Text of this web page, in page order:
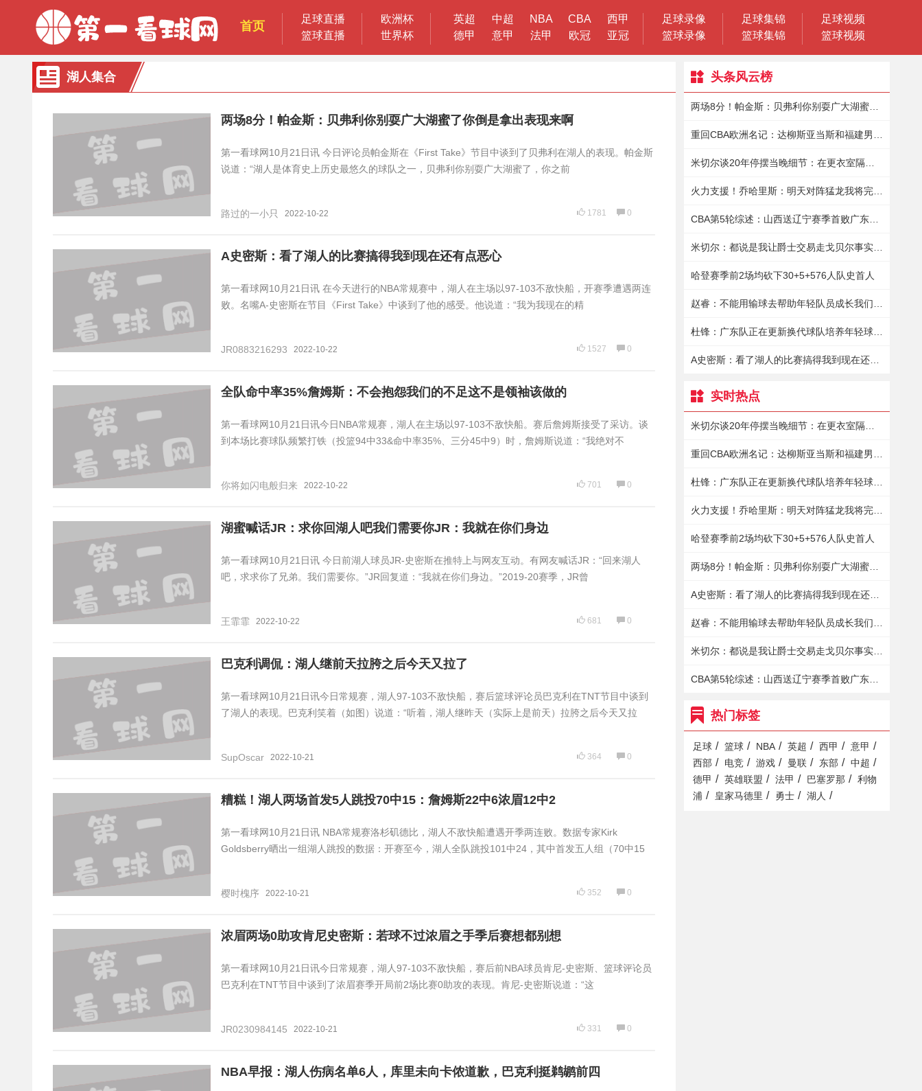
首页
足球直播
篮球直播
欧洲杯
世界杯
英超 中超 NBA CBA
西甲
德甲
意甲 法甲 欧冠 亚冠
足球录像
篮球录像
足球集锦
篮球集锦
足球视频
篮球视频
湖人集合
两场8分！帕金斯：贝弗利你别耍广大湖蜜了你倒是拿出表现来啊
第一看球网10月21日讯 今日评论员帕金斯在《First Take》节目中谈到了贝弗利在湖人的表现。帕金斯
说道：“湖人是体育史上历史最悠久的球队之一，贝弗利你别耍广大湖蜜了，你之前
路过的一小只 2022-10-22 1781 0
A史密斯：看了湖人的比赛搞得我到现在还有点恶心
第一看球网10月21日讯 在今天进行的NBA常规赛中，湖人在主场以97-103不敌快船，开赛季遭遇两连
败。名嘴A-史密斯在节目《First Take》中谈到了他的感受。他说道：“我为我现在的精
JR0883216293 2022-10-22 1527 0
全队命中率35%詹姆斯：不会抱怨我们的不足这不是领袖该做的
第一看球网10月21日讯今日NBA常规赛，湖人在主场以97-103不敌快船。赛后詹姆斯接受了采访。谈
到本场比赛球队频繁打铁（投篮94中33&命中率35%、三分45中9）时，詹姆斯说道：“我绝对不
你将如闪电般归来 2022-10-22 701 0
湖蜜喊话JR：求你回湖人吧我们需要你JR：我就在你们身边
第一看球网10月21日讯 今日前湖人球员JR-史密斯在推特上与网友互动。有网友喊话JR：“回来湖人
吧，求求你了兄弟。我们需要你。”JR回复道：“我就在你们身边。”2019-20赛季，JR曾
王霏霏 2022-10-22 681 0
巴克利调侃：湖人继前天拉胯之后今天又拉了
第一看球网10月21日讯今日常规赛，湖人97-103不敌快船，赛后篮球评论员巴克利在TNT节目中谈到
了湖人的表现。巴克利笑着（如图）说道：“听着，湖人继昨天（实际上是前天）拉胯之后今天又拉
SupOscar 2022-10-21 364 0
糟糕！湖人两场首发5人跳投70中15：詹姆斯22中6浓眉12中2
第一看球网10月21日讯 NBA常规赛洛杉矶德比，湖人不敌快船遭遇开季两连败。数据专家Kirk
Goldsberry晒出一组湖人跳投的数据：开赛至今，湖人全队跳投101中24，其中首发五人组（70中15
樱时槐序 2022-10-21 352 0
浓眉两场0助攻肯尼史密斯：若球不过浓眉之手季后赛想都别想
第一看球网10月21日讯今日常规赛，湖人97-103不敌快船，赛后前NBA球员肯尼-史密斯、篮球评论员
巴克利在TNT节目中谈到了浓眉赛季开局前2场比赛0助攻的表现。肯尼-史密斯说道：“这
JR0230984145 2022-10-21 331 0
NBA早报：湖人伤病名单6人，库里未向卡侬道歉，巴克利挺鹈鹕前四
头条风云榜
哈登赛季前2场均砍下30+5+576人队史首人
实时热点
哈登赛季前2场均砍下30+5+576人队史首人
热门标签
足球 / 篮球 / NBA / 英超 / 西甲 / 意甲 /
西部 / 电竞 / 游戏 / 曼联 / 东部 / 中超 /
德甲 / 英雄联盟 / 法甲 / 巴塞罗那 / 利物
浦 / 皇家马德里 / 勇士 / 湖人 /